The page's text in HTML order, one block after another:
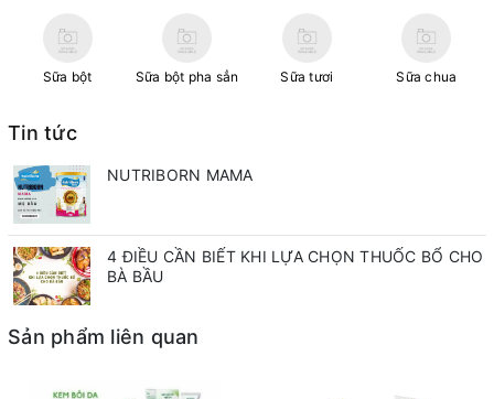
Sữa bột Sữa bột pha sẳn Sữa tươi Sữa chua
Tin tức
NUTRIBORN MAMA
4 ĐIỀU CẦN BIẾT KHI LỰA CHỌN THUỐC BỔ CHO
BÀ BẦU
Sản phẩm liên quan